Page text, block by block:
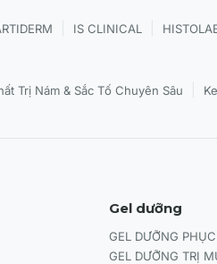
IS CLINICAL
Trị Nám & Sắc Tố Chuyên Sâu
Gel dưỡng
GEL DƯỠNG
GEL DƯỠNG TRỊ